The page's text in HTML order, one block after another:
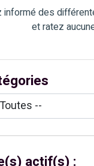
informé des
et ratez
actif(s) :